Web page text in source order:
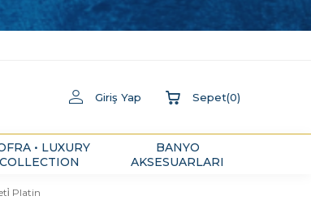
Giriş Yap Sepet(0)
• LUXURY
COLLECTION
BANYO
AKSESUARLARI
Platin